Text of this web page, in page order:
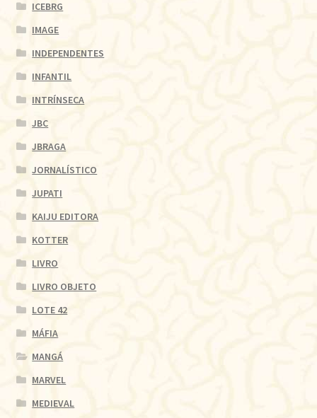
ICEBRG
IMAGE
INDEPENDENTES
INFANTIL
INTRÍNSECA
JBC
JBRAGA
JORNALÍSTICO
JUPATI
KAIJU EDITORA
KOTTER
LIVRO
LIVRO OBJETO
LOTE 42
MÁFIA
MANGÁ
MARVEL
MEDIEVAL